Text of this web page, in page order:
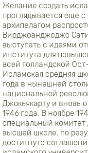
Желание создать
проглядывается еще
архипелагом
Вирджоанджоджо
выступать с идеями
института для
всей голландской
Исламская средняя
года в нынешней
национальной
Джокьякарту и вновь
1946 года. В ноябре
специальный
высшей школе, по
достигнуто